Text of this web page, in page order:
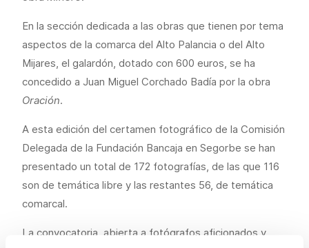
En la sección dedicada a las obras que tienen por tema
aspectos de la comarca del Alto Palancia o del Alto
Mijares, el galardón, dotado con 600 euros, se ha
concedido a Juan Miguel Corchado Badía por la obra
Oración.
A esta edición del certamen fotográfico de la Comisión
Delegada de la Fundación Bancaja en Segorbe se han
presentado un total de 172 fotografías, de las que 116
son de temática libre y las restantes 56, de temática
comarcal.
La convocatoria, abierta a fotógrafos aficionados y